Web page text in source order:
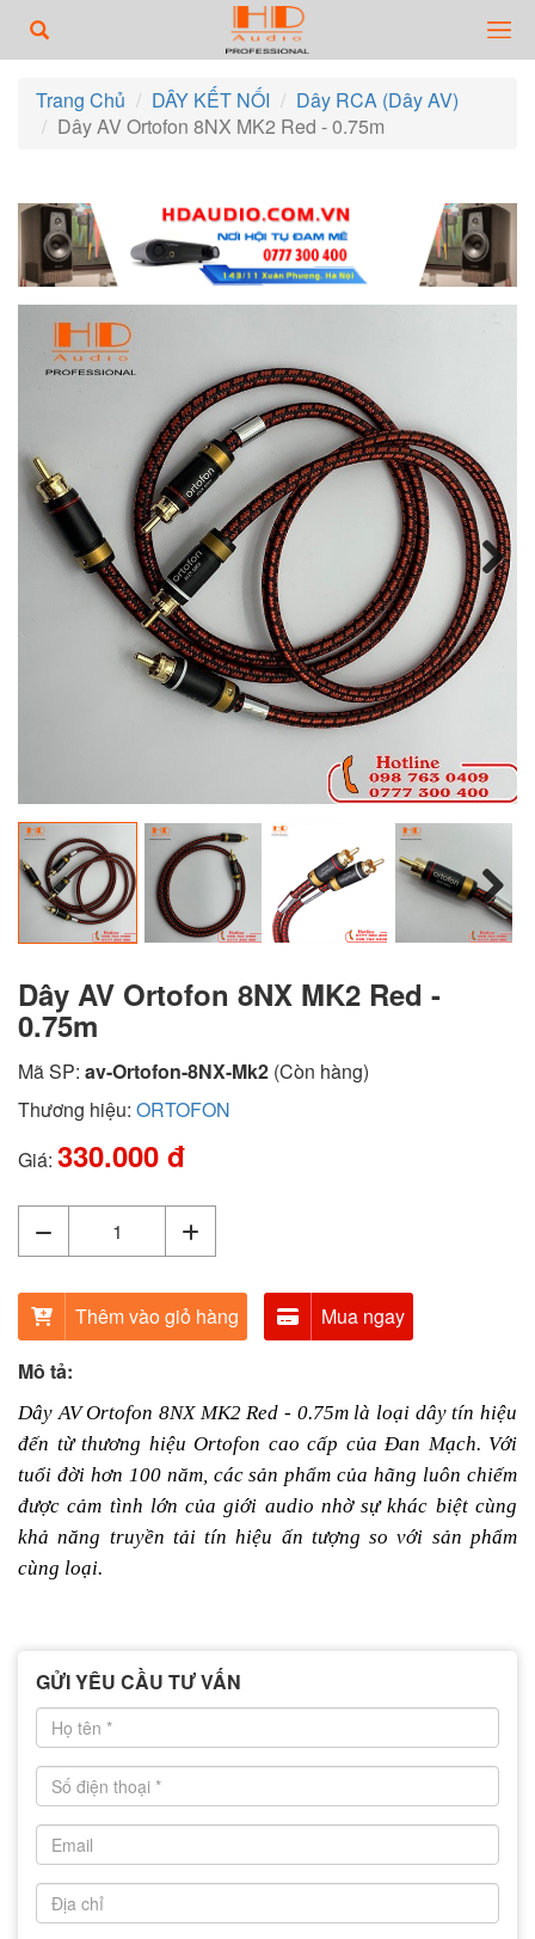
Trang Chủ DÂY KẾT NỐI
Dây RCA (Dây AV)
Dây AV Ortofon 8NX MK2 Red - 0.75m
Next
Next
Dây AV Ortofon 8NX MK2 Red -
0.75m
Mã SP: av-Ortofon-8NX-Mk2 (Còn hàng)
Thương hiệu: ORTOFON
Giá: 330.000 đ
Thêm vào giỏ hàng
Mua ngay
Mô tả:
Dây AV Ortofon 8NX MK2 Red - 0.75m là loại dây tín hiệu
đến từ thương hiệu Ortofon cao cấp của Đan Mạch. Với
tuổi đời hơn 100 năm, các sản phẩm của hãng luôn chiếm
được cảm tình lớn của giới audio nhờ sự khác biệt cùng
khả năng truyền tải tín hiệu ấn tượng so với sản phẩm
cùng loại.
GỬI YÊU CẦU TƯ VẤN